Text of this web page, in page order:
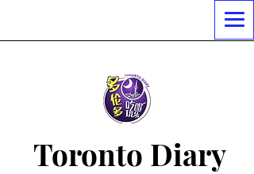
Toronto Diary